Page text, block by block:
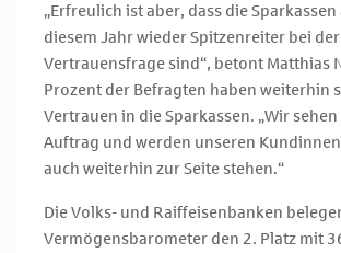
„Erfreulich ist aber, dass die Sparkassen
diesem Jahr wieder Spitzenreiter bei der
Vertrauensfrage sind“, betont Matthias
Prozent der Befragten haben weiterhin
Vertrauen in die Sparkassen. „Wir sehen
Auftrag und werden unseren
auch weiterhin zur Seite stehen.“
Die Volks- und Raiffeisenbanken
Vermögensbarometer den 2. Platz mit